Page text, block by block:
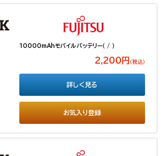
10000mAhモバイルバッテリー（ / ）
2,200円 （税込）
お気入り登録
詳しく見る